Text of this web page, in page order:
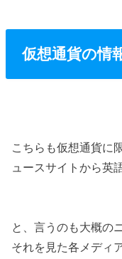
仮想通貨の情
こちらも仮想通貨に
ュースサイトから英
と、言うのも大概の
それを見た各メディ